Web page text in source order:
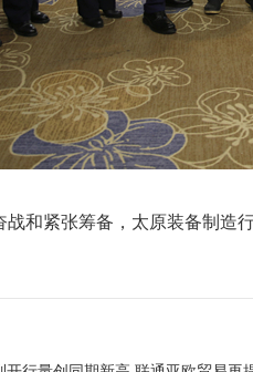
和紧张筹备，太原装备制造行